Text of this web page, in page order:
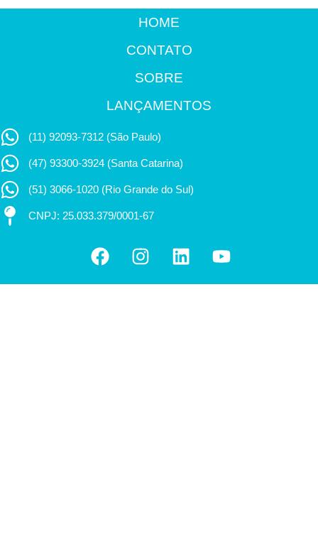
HOME
CONTATO
SOBRE
LANÇAMENTOS
(11) 92093-7312 (São Paulo)
(47) 93300-3924 (Santa Catarina)
(51) 3066-1020 (Rio Grande do Sul)
CNPJ: 25.033.379/0001-67